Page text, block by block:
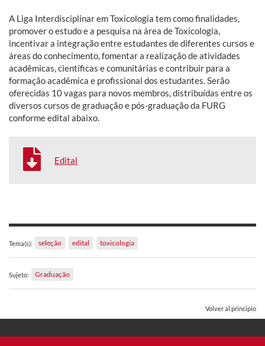
A Liga Interdisciplinar em Toxicologia tem como finalidades,
promover o estudo e a pesquisa na área de Toxicologia,
incentivar a integração entre estudantes de diferentes cursos e
áreas do conhecimento, fomentar a realização de atividades
acadêmicas, científicas e comunitárias e contribuir para a
formação acadêmica e profissional dos estudantes. Serão
oferecidas 10 vagas para novos membros, distribuídas entre os
diversos cursos de graduação e pós-graduação da FURG
conforme edital abaixo.
Edital
Tema(s): seleção edital toxicologia
Sujeto: Graduação
Volver al principio